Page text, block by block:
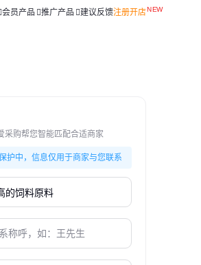
会员产品 推广产品 建议反馈注册开店
采购帮您智能匹配合适商家
护中，信息仅用于商家与您联系